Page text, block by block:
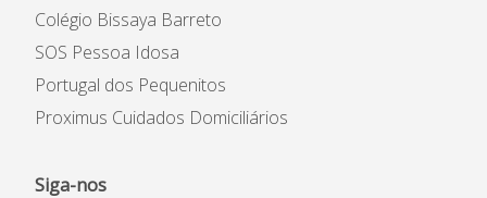
Colégio Bissaya Barreto
SOS Pessoa Idosa
Portugal dos Pequenitos
Proximus Cuidados Domiciliários
Siga-nos